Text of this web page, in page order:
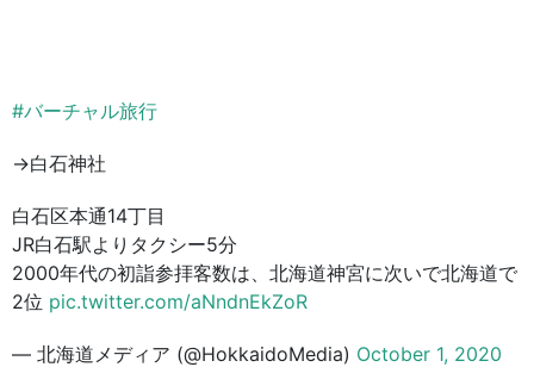
#バーチャル旅行
→白石神社
白石区本通14丁目
JR白石駅よりタクシー5分
2000年代の初詣参拝客数は、北海道神宮に次いで北海道で
2位 pic.twitter.com/aNndnEkZoR
— 北海道メディア (@HokkaidoMedia) October 1, 2020